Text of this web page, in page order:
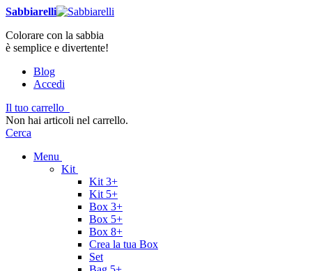
Sabbiarelli
Colorare con la sabbia
è semplice e divertente!
Blog
Accedi
Il tuo carrello
Non hai articoli nel carrello.
Cerca
Menu
Kit
Kit 3+
Kit 5+
Box 3+
Box 5+
Box 8+
Crea la tua Box
Set